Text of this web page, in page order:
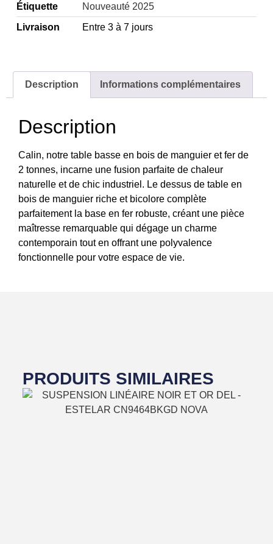
Étiquette
Nouveauté 2025
Livraison
Entre 3 à 7 jours
Description Informations complémentaires
Description
Calin, notre table basse en bois de manguier et fer de
2 tonnes, incarne une fusion parfaite de chaleur
naturelle et de chic industriel. Le dessus de table en
bois de manguier riche et bicolore complète
parfaitement la base en fer robuste, créant une pièce
maîtresse remarquable qui dégage un charme
contemporain tout en offrant une polyvalence
fonctionnelle pour votre espace de vie.
PRODUITS SIMILAIRES